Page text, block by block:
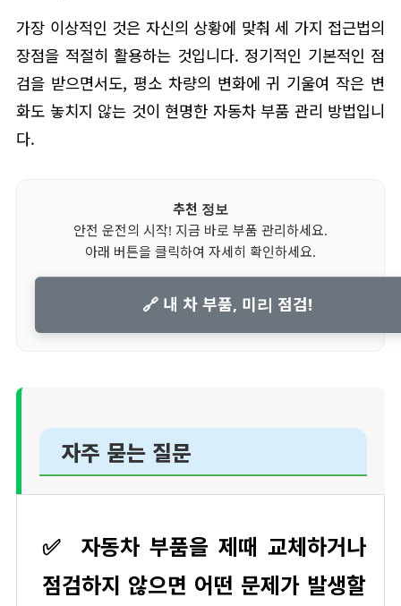
가장 이상적인 것은 자신의 상황에 맞춰 세 가지 접근법의
장점을 적절히 활용하는 것입니다. 정기적인 기본적인 점
검을 받으면서도, 평소 차량의 변화에 귀 기울여 작은 변
화도 놓치지 않는 것이 현명한 자동차 부품 관리 방법입니
다.
추천 정보
안전 운전의 시작! 지금 바로 부품 관리하세요.
아래 버튼을 클릭하여 자세히 확인하세요.
🔗 내 차 부품, 미리 점검!
자주 묻는 질문
✅
자동차 부품을 제때 교체하거나
점검하지 않으면 어떤 문제가 발생할